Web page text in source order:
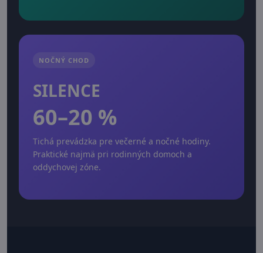
NOČNÝ CHOD
SILENCE
60–20 %
Tichá prevádzka pre večerné a nočné hodiny.
Praktické najmä pri rodinných domoch a
oddychovej zóne.